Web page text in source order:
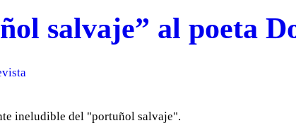
salvaje” al poeta